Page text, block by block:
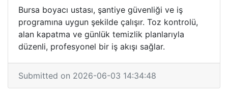
Bursa boyacı ustası, şantiye güvenliği ve iş
programına uygun şekilde çalışır. Toz kontrolü,
alan kapatma ve günlük temizlik planlarıyla
düzenli, profesyonel bir iş akışı sağlar.
Submitted on 2026-06-03 14:34:48